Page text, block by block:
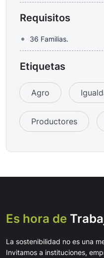
Requisitos
36 Familias.
Etiquetas
Agro
Productores
Es hora de
La sostenibilidad no es una
Invitamos a instituciones,